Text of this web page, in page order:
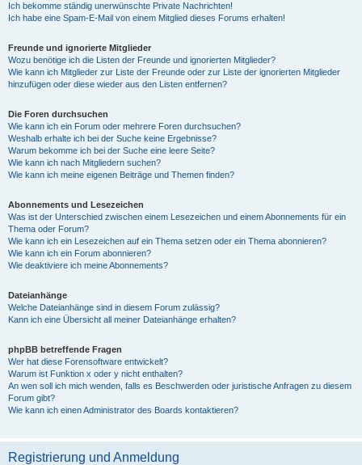
Ich bekomme ständig unerwünschte Private Nachrichten!
Ich habe eine Spam-E-Mail von einem Mitglied dieses Forums erhalten!
Freunde und ignorierte Mitglieder
Wozu benötige ich die Listen der Freunde und ignorierten Mitglieder?
Wie kann ich Mitglieder zur Liste der Freunde oder zur Liste der ignorierten Mitglieder
hinzufügen oder diese wieder aus den Listen entfernen?
Die Foren durchsuchen
Wie kann ich ein Forum oder mehrere Foren durchsuchen?
Weshalb erhalte ich bei der Suche keine Ergebnisse?
Warum bekomme ich bei der Suche eine leere Seite?
Wie kann ich nach Mitgliedern suchen?
Wie kann ich meine eigenen Beiträge und Themen finden?
Abonnements und Lesezeichen
Was ist der Unterschied zwischen einem Lesezeichen und einem Abonnements für ein
Thema oder Forum?
Wie kann ich ein Lesezeichen auf ein Thema setzen oder ein Thema abonnieren?
Wie kann ich ein Forum abonnieren?
Wie deaktiviere ich meine Abonnements?
Dateianhänge
Welche Dateianhänge sind in diesem Forum zulässig?
Kann ich eine Übersicht all meiner Dateianhänge erhalten?
phpBB betreffende Fragen
Wer hat diese Forensoftware entwickelt?
Warum ist Funktion x oder y nicht enthalten?
An wen soll ich mich wenden, falls es Beschwerden oder juristische Anfragen zu diesem
Forum gibt?
Wie kann ich einen Administrator des Boards kontaktieren?
Registrierung und Anmeldung